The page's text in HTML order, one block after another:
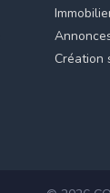
Création